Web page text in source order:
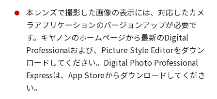
本レンズで撮影した画像の表示には、対応したカメ
ラアプリケーションのバージョンアップが必要で
す。キヤノンのホームページから最新のDigital
Professionalおよび、Picture Style Editorをダウン
ロードしてください。Digital Photo Professional
Expressは、App Storeからダウンロードしてくださ
い。